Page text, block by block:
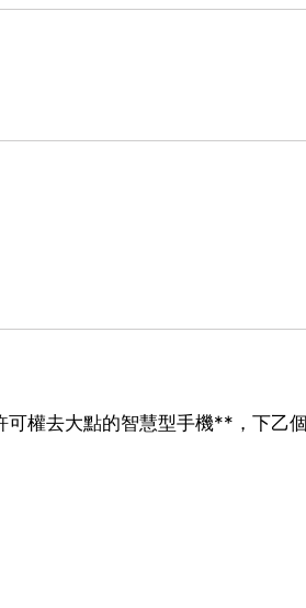
權去大點的智慧型手機**，下乙